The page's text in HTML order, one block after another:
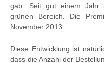
gab. Seit gut einem Jahr
grünen Bereich. Die
November 2013.
Diese Entwicklung ist
dass die Anzahl der